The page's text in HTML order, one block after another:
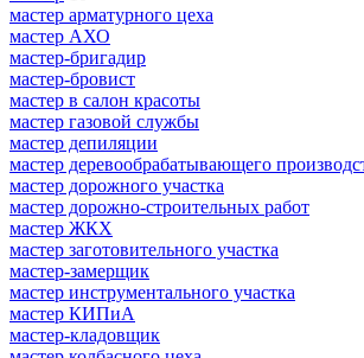
мастер арматурного цеха
мастер АХО
мастер-бригадир
мастер-бровист
мастер в салон красоты
мастер газовой службы
мастер депиляции
мастер деревообрабатывающего
мастер дорожного участка
мастер дорожно-строительных работ
мастер ЖКХ
мастер заготовительного участка
мастер-замерщик
мастер инструментального участка
мастер КИПиА
мастер-кладовщик